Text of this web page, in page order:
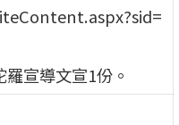
宣導文宣1份。